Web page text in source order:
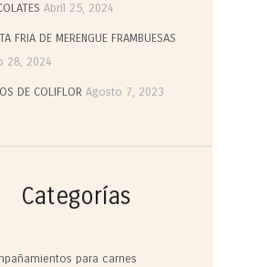
Abril 25, 2024
FRIA DE MERENGUE FRAMBUESAS
28, 2024
DE COLIFLOR Agosto 7, 2023
Categorías
para carnes